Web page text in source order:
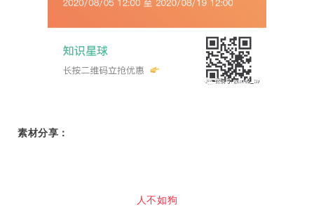
素材分享：
人不如狗